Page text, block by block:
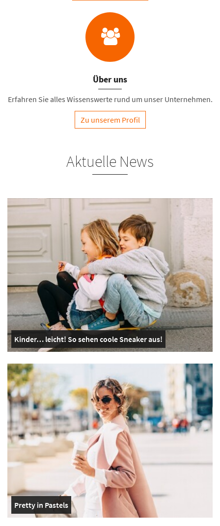
Über uns
Erfahren Sie alles Wissenswerte rund um unser Unternehmen.
Zu unserem Profil
Aktuelle News
Kinder… leicht! So sehen coole Sneaker aus!
Pretty in Pastels